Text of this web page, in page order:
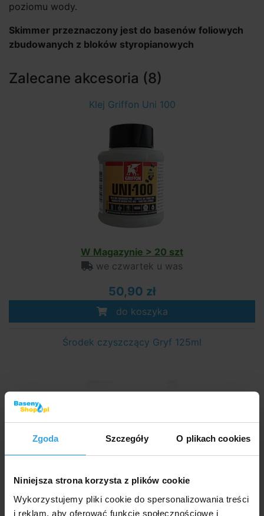
Zgoda Szczegóły O plikach cookies
Niniejsza strona korzysta z plików cookie
Wykorzystujemy pliki cookie do spersonalizowania treści
i reklam, aby oferować funkcje społecznościowe i
poziomu wody.
Skimmer przeznaczony jest do basenów foliowych
zbudowanych z bloków styropianowych
Zalecane akcesoria (8)
Klej Griffon Uni 100
W Magazynie > 20 szt
we czwartek u was
50,90 zł
do koszyka
Środek czyszczący Gryf 125ml
we czwartek u was